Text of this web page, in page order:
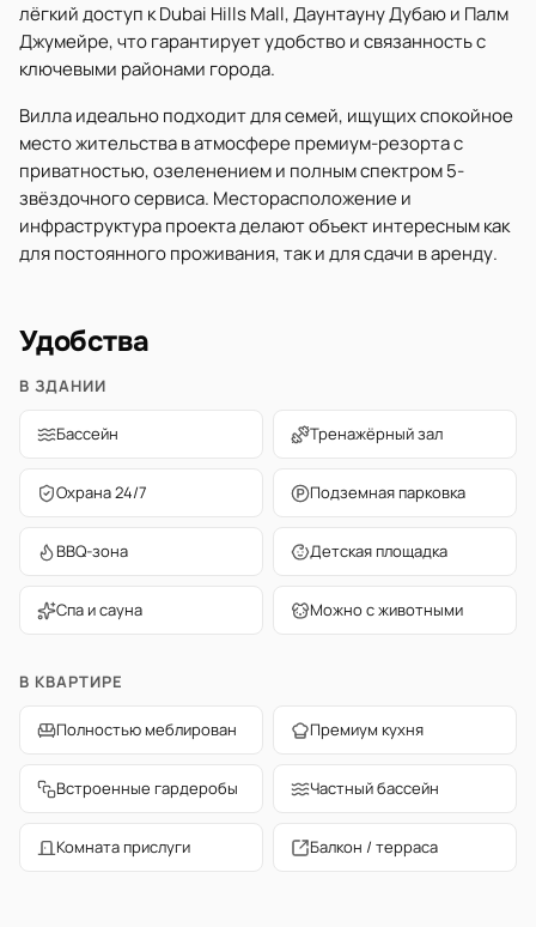
лёгкий доступ к Dubai Hills Mall, Даунтауну Дубаю и Палм
Джумейре, что гарантирует удобство и связанность с
ключевыми районами города.
Вилла идеально подходит для семей, ищущих спокойное
место жительства в атмосфере премиум-резорта с
приватностью, озеленением и полным спектром 5-
звёздочного сервиса. Месторасположение и
инфраструктура проекта делают объект интересным как
для постоянного проживания, так и для сдачи в аренду.
Удобства
В ЗДАНИИ
Бассейн Тренажёрный зал
Охрана 24/7 Подземная парковка
BBQ-зона Детская площадка
Спа и сауна Можно с животными
В КВАРТИРЕ
Полностью меблирован Премиум кухня
Встроенные гардеробы Частный бассейн
Комната прислуги Балкон / терраса